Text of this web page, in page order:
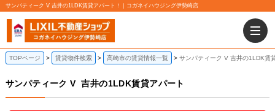
サンパティーク V 吉井の1LDK賃貸アパート！｜コガネイハウジング伊勢崎店
TOPページ 賃貸物件検索 高崎市の賃貸情報一覧 サンパティーク V 吉井の1LDK賃
サンパティーク V 吉井の1LDK賃貸アパート